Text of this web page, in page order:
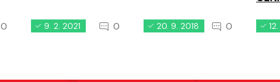
0 9. 2. 2021 0 20. 9. 2018 0